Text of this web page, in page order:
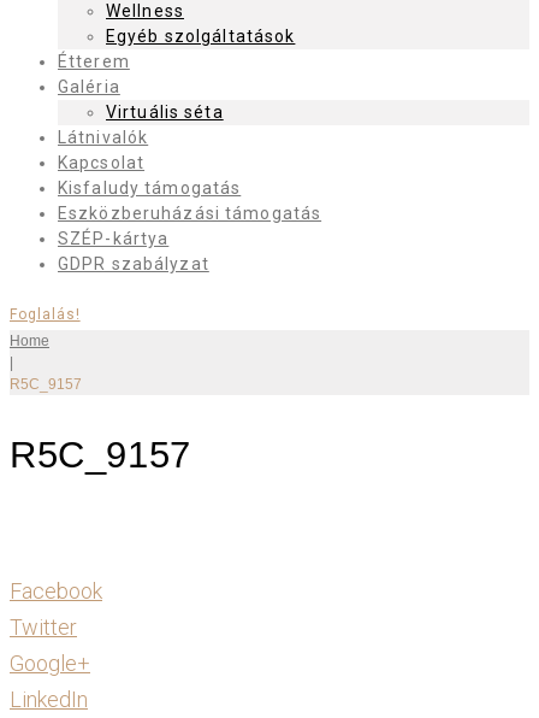
Wellness
Egyéb szolgáltatások
Étterem
Galéria
Virtuális séta
Látnivalók
Kapcsolat
Kisfaludy támogatás
Eszközberuházási támogatás
SZÉP-kártya
GDPR szabályzat
Foglalás!
Home
R5C_9157
R5C_9157
Facebook
Twitter
Google+
LinkedIn